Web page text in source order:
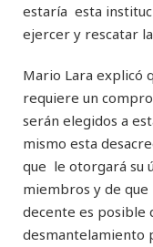
estaría esta
ejercer y rescatar
Mario Lara explicó
requiere un
serán elegidos a
mismo esta
que le otorgará su
miembros y de
decente es posible
desmantelamiento